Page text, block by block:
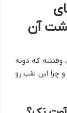
آن
وقتشه که دونه
چرا این لقب رو